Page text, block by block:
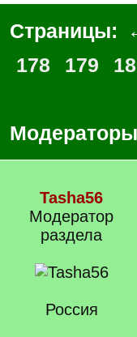
Страницы:
178
179
Tasha56
Модератор
раздела
Россия